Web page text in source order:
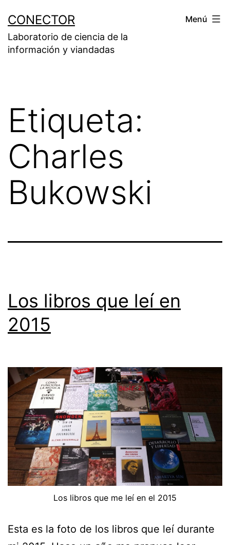
contenido
CONECTOR
Laboratorio de ciencia de la
información y viandadas
Menú
Etiqueta:
Charles
Bukowski
Los libros que leí en
2015
Los libros que me leí en el 2015
Esta es la foto de los libros que leí durante